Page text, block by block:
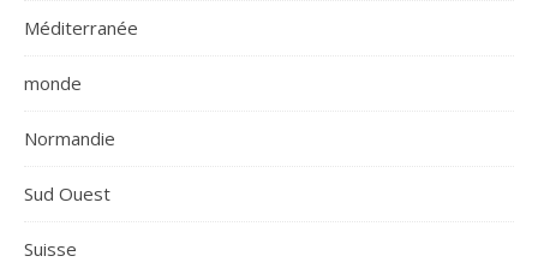
Méditerranée
monde
Normandie
Sud Ouest
Suisse